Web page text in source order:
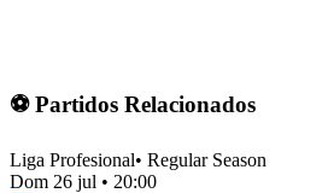
⚽ Partidos Relacionados
Liga Profesional• Regular Season
Dom 26 jul • 20:00